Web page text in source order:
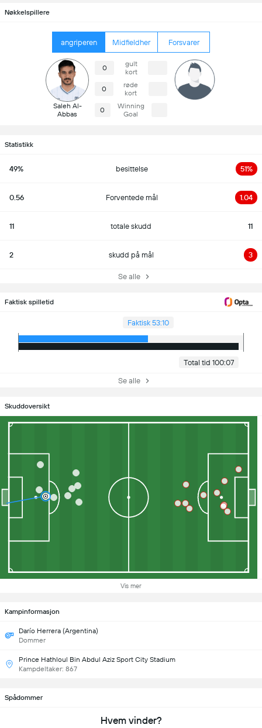
Nøkkelspillere
angriperen Midfieldher Forsvarer
Saleh Al-
Abbas
0
gult
kort
0
røde
kort
0
Winning
Goal
Statistikk
49% besittelse 51%
0.56 Forventede mål 1.04
11 totale skudd 11
2 skudd på mål 3
Se alle
Faktisk spilletid
Faktisk 53:10
Total tid 100:07
Se alle
Skuddoversikt
Vis mer
Kampinformasjon
Darío Herrera (Argentina)
Dommer
Prince Hathloul Bin Abdul Aziz Sport City Stadium
Kampdeltaker: 867
Spådommer
Hvem vinder?